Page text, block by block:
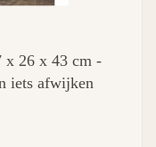
x 26 x 43 cm -
iets afwijken